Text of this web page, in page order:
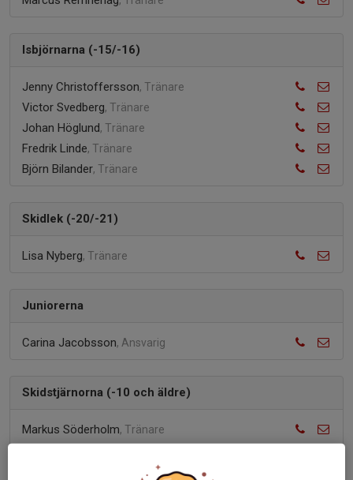
Isbjörnarna (-15/-16)
Jenny Christoffersson, Tränare
Victor Svedberg, Tränare
Johan Höglund, Tränare
Fredrik Linde, Tränare
Björn Bilander, Tränare
Skidlek (-20/-21)
Lisa Nyberg, Tränare
Juniorerna
Carina Jacobsson, Ansvarig
Skidstjärnorna (-10 och äldre)
Markus Söderholm, Tränare
, Tränare